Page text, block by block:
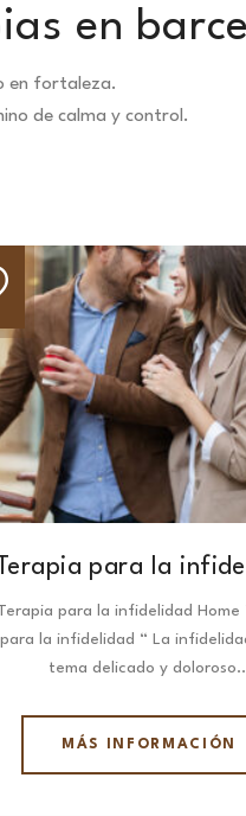
en
en fortaleza.
de calma y control.
Terapia para la
para la infidelidad Home
para la infidelidad “ La
tema delicado y
MÁS INFORMACIÓN